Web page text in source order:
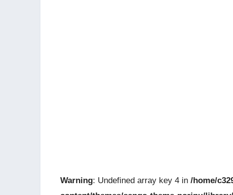
Warning: Undefined array key 4 in /home/